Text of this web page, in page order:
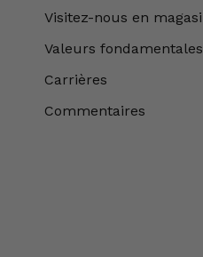
Visitez-nous en
Valeurs fondamentales
Carrières
Commentaires